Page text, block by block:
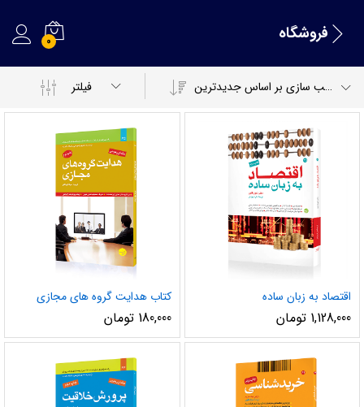
فروشگاه 0
فیلتر مرتب سازی بر اساس جدیدترین
اقتصاد به زبان ساده
1,128,000 تومان
کتاب هدایت گروه های مجازی
180,000 تومان